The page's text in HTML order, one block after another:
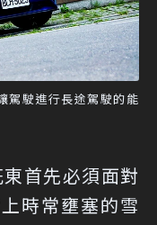
駕駛進行長途駕駛的能
首先必須面對
時常壅塞的雪